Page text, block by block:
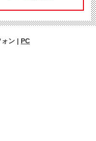
ォン | PC